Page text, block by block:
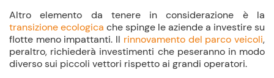
Altro elemento da tenere in considerazione è la
transizione ecologica che spinge le aziende a investire su
flotte meno impattanti. Il rinnovamento del parco veicoli,
peraltro, richiederà investimenti che peseranno in modo
diverso sui piccoli vettori rispetto ai grandi operatori.